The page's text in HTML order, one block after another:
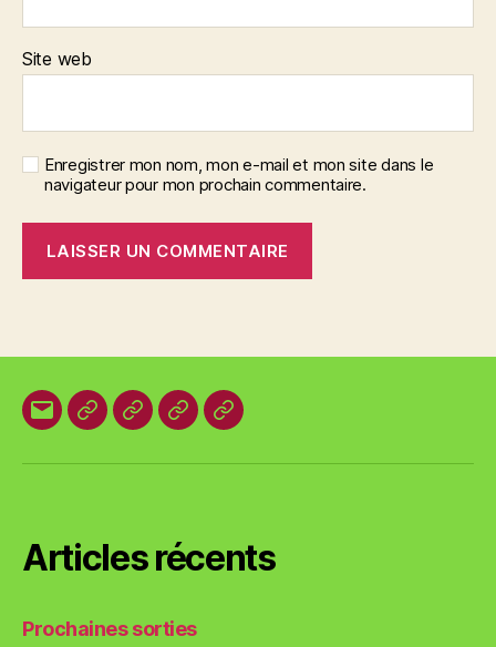
Site web
Enregistrer mon nom, mon e-mail et mon site dans le
navigateur pour mon prochain commentaire.
E-
Organisation
Animations
VestesBrevets
Articles récents
Prochaines sorties